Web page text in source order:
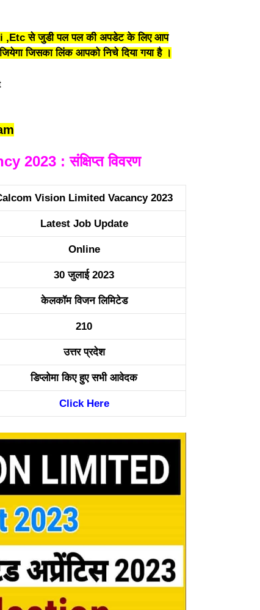
,Etc से जुडी पल पल की अपडेट के लिए आप
जिसका लिंक आपको निचे दिया गया है ।
: संक्षिप्त विवरण
Vision Limited Vacancy 2023
Latest Job Update
Online
30 जुलाई 2023
केलकॉम विजन लिमिटेड
210
उत्तर प्रदेश
डिप्लोमा किए हुए सभी आवेदक
Click Here